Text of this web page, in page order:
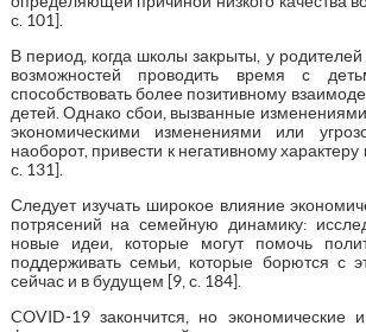
с. 101].
В период, когда школы закрыты, у
возможностей проводить время с
способствовать более позитивному
детей. Однако сбои, вызванные
экономическими изменениями или
наоборот, привести к негативному
с. 131].
Следует изучать широкое влияние
потрясений на семейную динамику:
новые идеи, которые могут помочь
поддерживать семьи, которые борются с
сейчас и в будущем [9, с. 184].
COVID-19 закончится, но экономические